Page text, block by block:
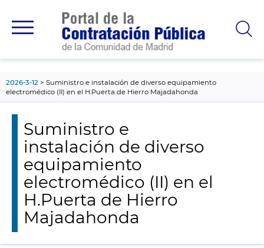
principal
2026-3-12
Suministro e instalación de diverso equipamiento
electromédico (II) en el H.Puerta de Hierro Majadahonda
Suministro e
instalación de diverso
equipamiento
electromédico (II) en el
H.Puerta de Hierro
Majadahonda